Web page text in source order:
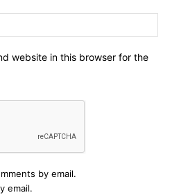
website in this browser for the
by email.
email.